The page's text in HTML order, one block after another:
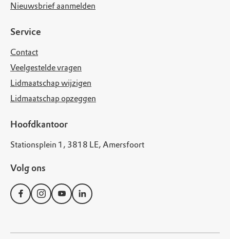
Nieuwsbrief aanmelden
Service
Contact
Veelgestelde vragen
Lidmaatschap wijzigen
Lidmaatschap opzeggen
Hoofdkantoor
Stationsplein 1, 3818 LE, Amersfoort
Volg ons